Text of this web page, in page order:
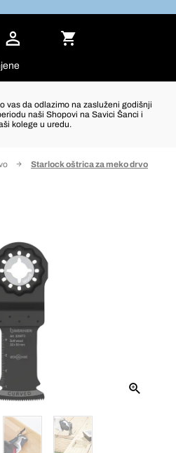
vas da odlazimo na zasluženi godišnji
naši Shopovi na Savici Šanci i
kolege u uredu.
Starlock oštrica za meko drvo